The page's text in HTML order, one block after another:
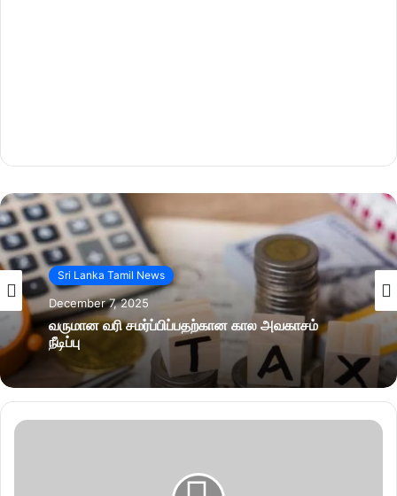
Sri Lanka Tamil News
December 7, 2025
வருமான வரி சமர்ப்பிப்பதற்கான கால அவகாசம்
நீடிப்பு